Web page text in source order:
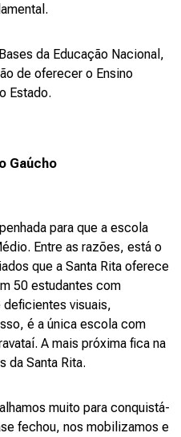
da Educação Nacional,
de oferecer o Ensino
Estado.
Gaúcho
para que a escola
Entre as razões, está o
que a Santa Rita oferece
50 estudantes com
visuais,
é a única escola com
A mais próxima fica na
da Santa Rita.
muito para conquistá-
fechou, nos mobilizamos e